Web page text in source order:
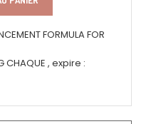
FORMULA FOR
, expire :